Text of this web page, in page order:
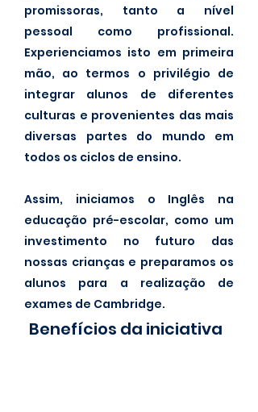
promissoras, tanto a nível
pessoal como profissional.
Experienciamos isto em primeira
mão, ao termos o privilégio de
integrar alunos de diferentes
culturas e provenientes das mais
diversas partes do mundo em
todos os ciclos de ensino.
Assim, iniciamos o Inglês na
educação pré-escolar, como um
investimento no futuro das
nossas crianças e preparamos os
alunos para a realização de
exames de Cambridge.
Benefícios da iniciativa